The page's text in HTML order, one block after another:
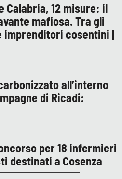
Calabria, 12 misure: il
mafiosa. Tra gli
imprenditori cosentini |
all’interno
di Ricadi:
per 18 infermieri
destinati a Cosenza